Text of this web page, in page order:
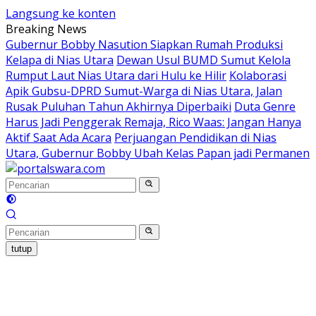
Langsung ke konten
Breaking News
Gubernur Bobby Nasution Siapkan Rumah Produksi
Kelapa di Nias Utara Dewan Usul BUMD Sumut Kelola
Rumput Laut Nias Utara dari Hulu ke Hilir Kolaborasi
Apik Gubsu-DPRD Sumut-Warga di Nias Utara, Jalan
Rusak Puluhan Tahun Akhirnya Diperbaiki Duta Genre
Harus Jadi Penggerak Remaja, Rico Waas: Jangan Hanya
Aktif Saat Ada Acara Perjuangan Pendidikan di Nias
Utara, Gubernur Bobby Ubah Kelas Papan jadi Permanen
tutup